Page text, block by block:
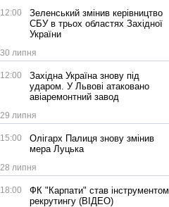
12:00
Зеленський змінив керівництво
СБУ в трьох областях Західної
України
30 липня
12:00
Західна Україна знову під
ударом. У Львові атаковано
авіаремонтний завод
29 липня
15:00
Олігарх Палиця знову змінив
мера Луцька
28 липня
18:00
ФК "Карпати" став інструментом
рекрутингу (ВІДЕО)